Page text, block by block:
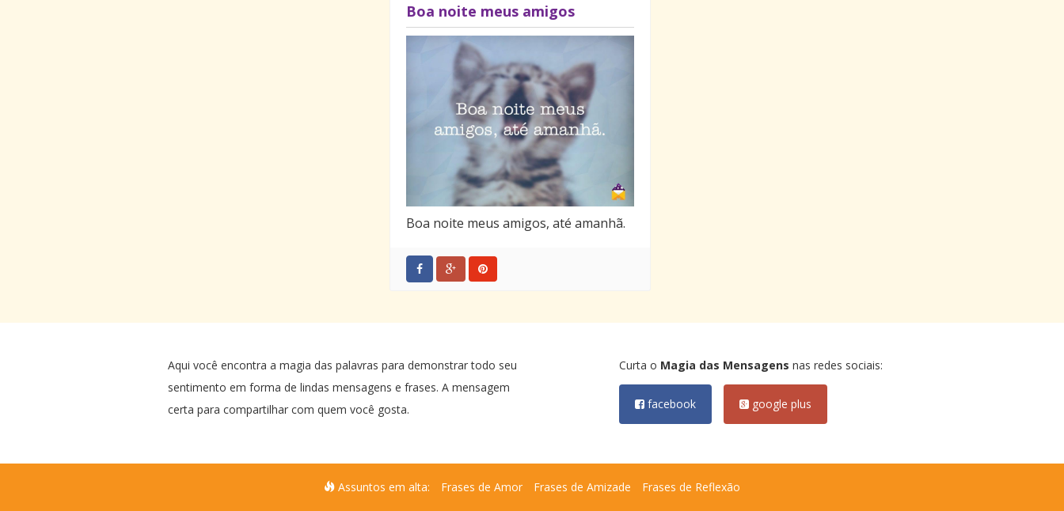
Boa noite meus amigos
Boa noite meus amigos, até amanhã.
Aqui você encontra a magia das palavras para demonstrar todo seu
sentimento em forma de lindas mensagens e frases. A mensagem
certa para compartilhar com quem você gosta.
Curta o Magia das Mensagens nas redes sociais:
facebook google plus
Assuntos em alta: Frases de Amor Frases de Amizade Frases de Reflexão